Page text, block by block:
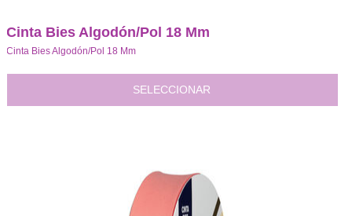
Cinta Bies Algodón/Pol 18 Mm
Cinta Bies Algodón/Pol 18 Mm
SELECCIONAR